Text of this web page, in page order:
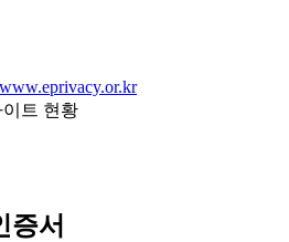
트 현황
증서